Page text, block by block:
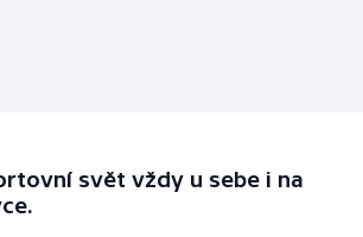
svět vždy u sebe i na